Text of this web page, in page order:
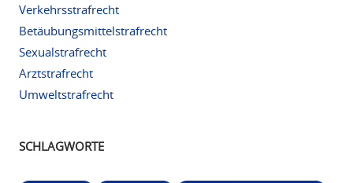
Verkehrsstrafrecht
Betäubungsmittelstrafrecht
Sexualstrafrecht
Arztstrafrecht
Umweltstrafrecht
SCHLAGWORTE